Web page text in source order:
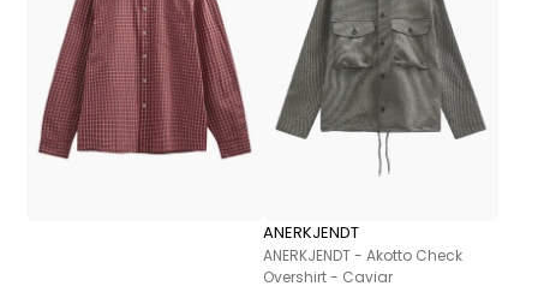
ANERKJENDT
ANERKJENDT - Akotto Check
Overshirt - Caviar